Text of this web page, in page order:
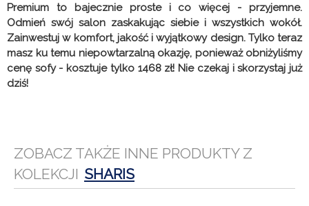
Premium to bajecznie proste i co więcej - przyjemne.
Odmień swój salon zaskakując siebie i wszystkich wokół.
Zainwestuj w komfort, jakość i wyjątkowy design. Tylko teraz
masz ku temu niepowtarzalną okazję, ponieważ obniżyliśmy
cenę sofy - kosztuje tylko 1468 zł! Nie czekaj i skorzystaj już
dziś!
ZOBACZ TAKŻE INNE PRODUKTY Z
KOLEKCJI SHARIS